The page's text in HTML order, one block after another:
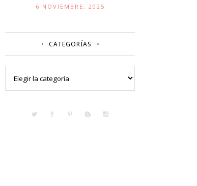
6 NOVIEMBRE, 2025
CATEGORÍAS